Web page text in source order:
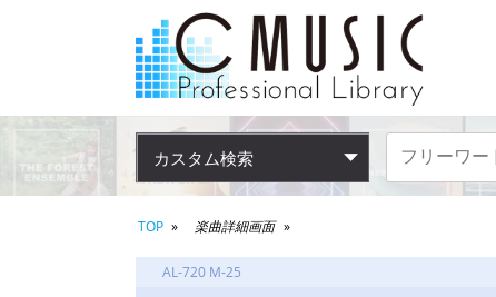
カスタム検索
TOP 楽曲詳細画面
AL-720 M-25